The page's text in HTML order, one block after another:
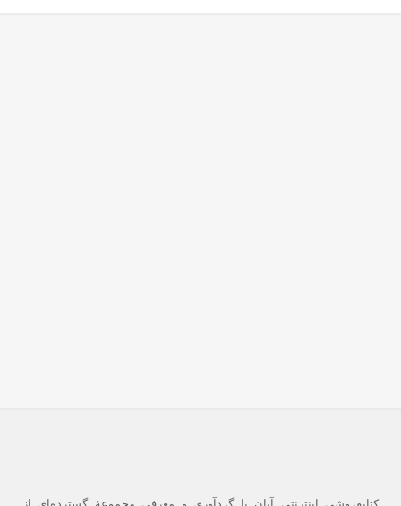
کتابفروشی اینترنتی آبان با گردآوری و معرفی مجموعۀ گسترده‌ای از